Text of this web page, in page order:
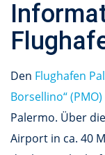
Den Flughafen
Borsellino“ (PMO)
Palermo. Über
Airport in ca. 40